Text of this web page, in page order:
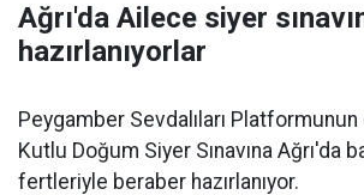
Ağrı'da Ailece siyer
hazırlanıyorlar
Peygamber Sevdalıları
Kutlu Doğum Siyer Sınavına Ağrı'da
fertleriyle beraber hazırlanıyor.